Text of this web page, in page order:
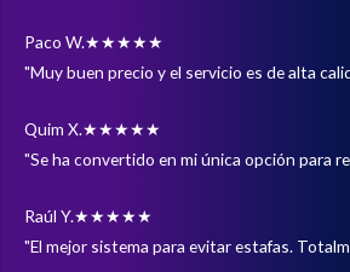
Paco W.★★★★★
"Muy buen precio y el servicio es de alta
Quim X.★★★★★
"Se ha convertido en mi única opción para
Raúl Y.★★★★★
"El mejor sistema para evitar estafas.